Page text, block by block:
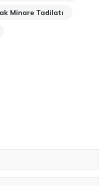
Minare Tadilatı